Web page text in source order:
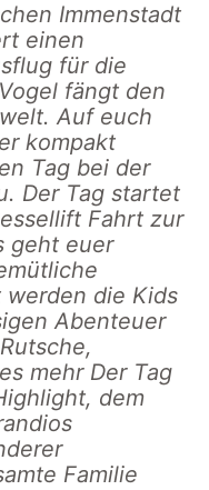
Immenstadt
einen
für die
fängt den
Auf euch
kompakt
Tag bei der
Der Tag startet
Fahrt zur
geht euer
werden die Kids
Abenteuer
mehr Der Tag
dem
Familie